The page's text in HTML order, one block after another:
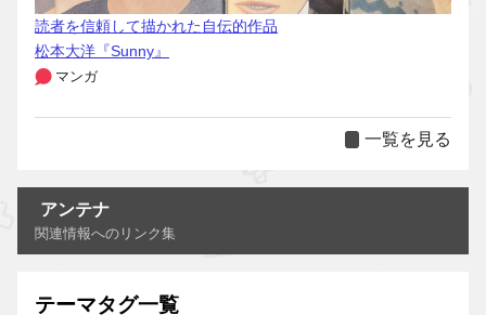
読者を信頼して描かれた自伝的作品
松本大洋『Sunny』
マンガ
一覧を見る
アンテナ
関連情報へのリンク集
テーマタグ一覧